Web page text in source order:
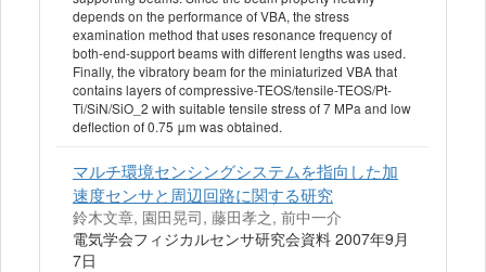
depends on the performance of VBA, the stress
examination method that uses resonance frequency of
both-end-support beams with different lengths was used.
Finally, the vibratory beam for the miniaturized VBA that
contains layers of compressive-TEOS/tensile-TEOS/Pt-
Ti/SiN/SiO_2 with suitable tensile stress of 7 MPa and low
deflection of 0.75 μm was obtained.
マルチ環境センシングシステムを指向した加
速度センサと周辺回路に関する研究
鈴木文章, 園田晃司, 藤田孝之, 前中一介
電気学会フィジカルセンサ研究会資料 2007年9月
7日